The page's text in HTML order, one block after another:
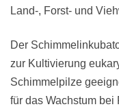
Land-, Forst- und
Der
zur Kultivierung
Schimmelpilze
für das Wachstum bei